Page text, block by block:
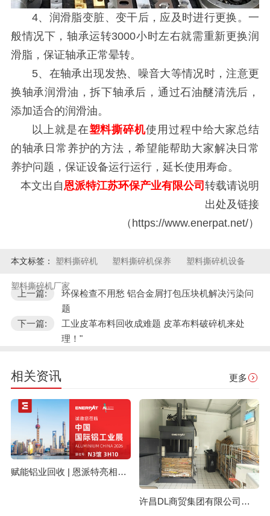
4、润滑脂变脏、变干后，应及时进行更换。一
般情况下，轴承运转3000小时左右就需重新更换润
滑脂，保证轴承正常晕转。
5、在轴承出现发热、噪音大等情况时，注意更
换轴承润滑油，拆下轴承后，通过石油醚清洗后，
添加适合的润滑油。
以上就是在塑料撕碎机使用过程中给大家总结
的轴承日常养护的方法，希望能帮助大家解决日常
养护问题，保证设备运行运行，延长使用寿命。
本文出自恩派特江苏环保产业有限公司转载请说明
出处及链接
（https://www.enerpat.net/）
本文标签： 塑料撕碎机 塑料撕碎机保养 塑料撕碎机设备
塑料撕碎机厂家
上一篇:
环保检查不用愁 铝合金屑打包压块机解决污染问
题
下一篇:
工业皮革布料回收成难题 皮革布料破碎机来处
理！"
相关资讯 更多
赋能铝业回收 | 恩派特亮相上海国际铝工业展
许昌DL商贸集团有限公司与恩派特定制立式废纸打包机案例